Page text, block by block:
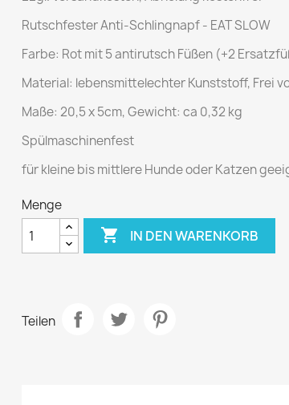
Rutschfester Anti-Schlingnapf - EAT SLOW
Farbe: Rot mit 5 antirutsch Füßen (+2
Material: lebensmittelechter Kunststoff, Frei
Maße: 20,5 x 5cm, Gewicht: ca 0,32 kg
Spülmaschinenfest
für kleine bis mittlere Hunde oder Katzen
Menge
 IN DEN WARENKORB
Teilen